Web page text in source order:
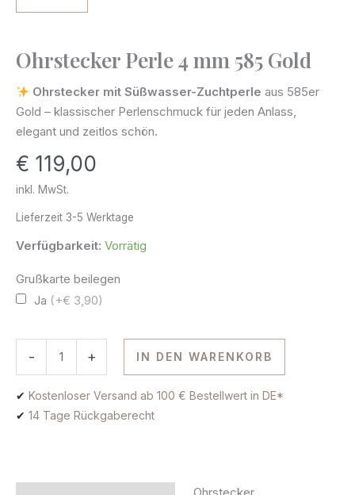
Ohrstecker Perle 4 mm 585 Gold
Ohrstecker mit Süßwasser-Zuchtperle aus 585er
Gold – klassischer Perlenschmuck für jeden Anlass,
elegant und zeitlos schön.
€ 119,00
inkl. MwSt.
Lieferzeit 3-5 Werktage
Verfügbarkeit: Vorrätig
Grußkarte beilegen
Ja (+€ 3,90)
-
Ohrstecker
4
Gold
Menge
+ IN DEN WARENKORB
✔ Kostenloser Versand ab 100 € Bestellwert in DE*
✔ 14 Tage Rückgaberecht
Ohrstecker